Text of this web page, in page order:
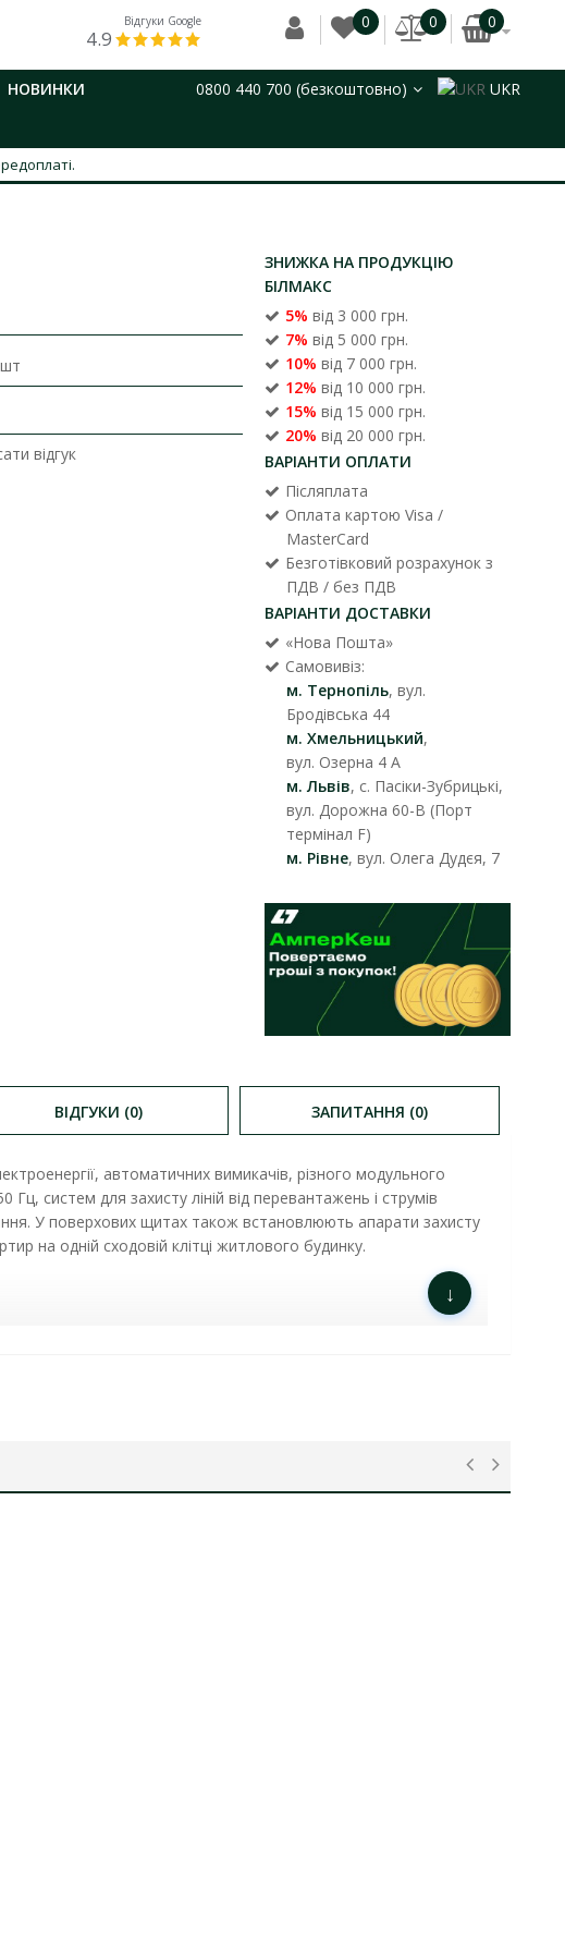
Відгуки Google
4.9
0 0 0
НОВИНКИ
0800 440 700 (безкоштовно) UKR
відгук
ЗНИЖКА НА ПРОДУКЦІЮ
БІЛМАКС
5% від 3 000 грн.
7% від 5 000 грн.
10% від 7 000 грн.
12% від 10 000 грн.
15% від 15 000 грн.
20% від 20 000 грн.
ВАРІАНТИ ОПЛАТИ
Післяплата
Оплата картою Visa /
MasterCard
Безготівковий розрахунок з
ПДВ / без ПДВ
ВАРІАНТИ ДОСТАВКИ
«Нова Пошта»
Самовивіз:
м. Тернопіль, вул.
Бродівська 44
м. Хмельницький,
вул. Озерна 4 А
м. Львів, с. Пасіки-Зубрицькі,
вул. Дорожна 60-В (Порт
термінал F)
м. Рівне, вул. Олега Дудєя, 7
ВІДГУКИ (0) ЗАПИТАННЯ (0)
автоматичних вимикачів, різного модульного
систем для захисту ліній від перевантажень і струмів
У поверхових щитах також встановлюють апарати захисту
на одній сходовій клітці житлового будинку.
↓